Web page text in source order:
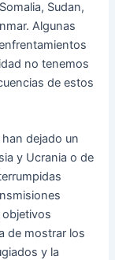
Sudan,
Algunas
no tenemos
de estos
dejado un
y Ucrania o de
de mostrar los
y la